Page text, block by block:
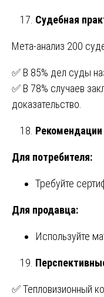
Судебная
Мета-анализ 200
✅ В 85% дел суды
✅ В 78% случаев
доказательство.
Рекомендации
Для потребителя:
Требуйте
Для продавца:
Используйте
✅ Тепловизионный